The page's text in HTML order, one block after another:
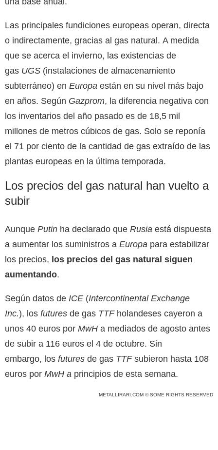
Las principales fundiciones europeas operan, directa
o indirectamente, gracias al gas natural. A medida
que se acerca el invierno, las existencias de
gas UGS (instalaciones de almacenamiento
subterráneo) en Europa están en su nivel más bajo
en años. Según Gazprom, la diferencia negativa con
los inventarios del año pasado es de 18,5 mil
millones de metros cúbicos de gas. Solo se reponía
el 71 por ciento de la cantidad de gas extraído de las
plantas europeas en la última temporada.
Los precios del gas natural han vuelto a
subir
Aunque Putin ha declarado que Rusia está dispuesta
a aumentar los suministros a Europa para estabilizar
los precios, los precios del gas natural siguen
aumentando.
Según datos de ICE (Intercontinental Exchange
Inc.), los futures de gas TTFholandeses cayeron a
unos 40 euros por MwH a mediados de agosto antes
de subir a 116 euros el 4 de octubre. Sin
embargo, los futures de gas TTFsubieron hasta 108
euros por MwH a principios de esta semana.
METALLIRARI.COM © SOME RIGHTS RESERVED